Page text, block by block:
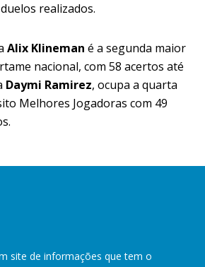
realizados.
Alix Klineman é a segunda maior
nacional, com 58 acertos até
Daymi Ramirez, ocupa a quarta
Melhores Jogadoras com 49
site de informações que tem o